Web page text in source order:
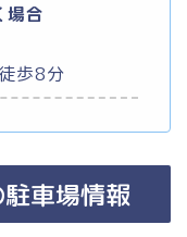
場合
歩8分
駐車場情報